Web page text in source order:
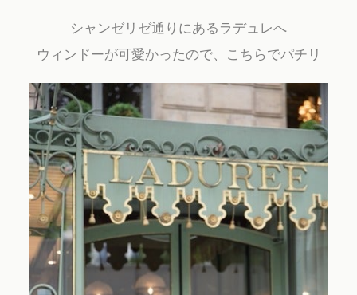
シャンゼリゼ通りにあるラデュレへ
ウィンドーが可愛かったので、こちらでパチリ